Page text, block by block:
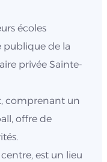
écoles
publique de la
privée Sainte-
comprenant un
offre de
est un lieu